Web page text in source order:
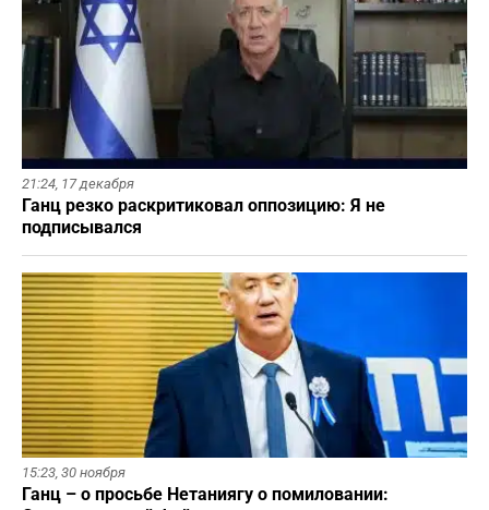
21:24, 17 декабря
Ганц резко раскритиковал оппозицию: Я не
подписывался
15:23, 30 ноября
Ганц – о просьбе Нетаниягу о помиловании: